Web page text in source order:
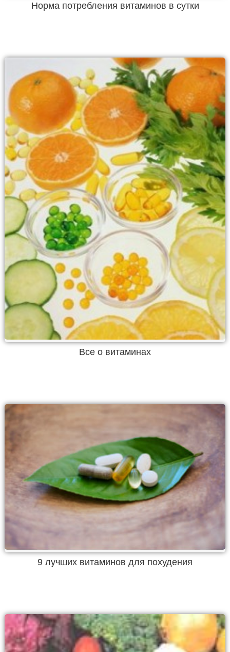
Норма потребления витаминов в сутки
Все о витаминах
9 лучших витаминов для похудения